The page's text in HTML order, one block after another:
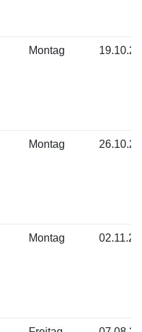
Montag
Montag
Montag